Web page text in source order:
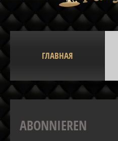
ГЛАВНАЯ
ABONNIEREN